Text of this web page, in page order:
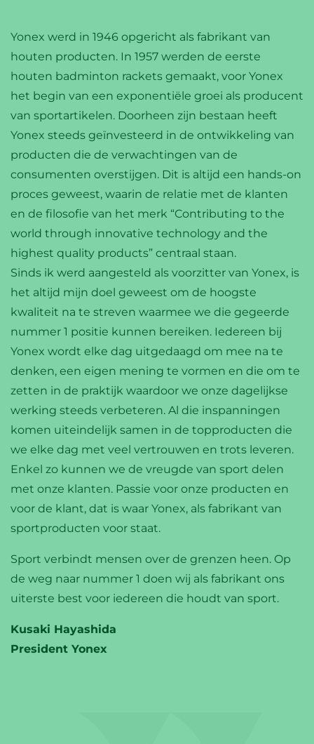
YONEX
TENNIS
YONEX
GOLF
Yonex werd in 1946 opgericht als fabrikant van
houten producten. In 1957 werden de eerste
houten badminton rackets gemaakt, voor Yonex
het begin van een exponentiële groei als producent
van sportartikelen. Doorheen zijn bestaan heeft
Yonex steeds geïnvesteerd in de ontwikkeling van
producten die de verwachtingen van de
consumenten overstijgen. Dit is altijd een hands-on
proces geweest, waarin de relatie met de klanten
en de filosofie van het merk “Contributing to the
world through innovative technology and the
highest quality products” centraal staan.
Sinds ik werd aangesteld als voorzitter van Yonex, is
het altijd mijn doel geweest om de hoogste
kwaliteit na te streven waarmee we die gegeerde
nummer 1 positie kunnen bereiken. Iedereen bij
Yonex wordt elke dag uitgedaagd om mee na te
denken, een eigen mening te vormen en die om te
zetten in de praktijk waardoor we onze dagelijkse
werking steeds verbeteren. Al die inspanningen
komen uiteindelijk samen in de topproducten die
we elke dag met veel vertrouwen en trots leveren.
Enkel zo kunnen we de vreugde van sport delen
met onze klanten. Passie voor onze producten en
voor de klant, dat is waar Yonex, als fabrikant van
sportproducten voor staat.
Sport verbindt mensen over de grenzen heen. Op
de weg naar nummer 1 doen wij als fabrikant ons
uiterste best voor iedereen die houdt van sport.
Kusaki Hayashida
President Yonex